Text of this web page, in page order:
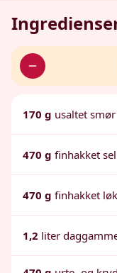
170 g usaltet smør
470 g finhakket
470 g finhakket
1,2 liter